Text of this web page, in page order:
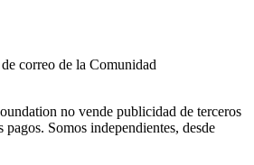
correo de la Comunidad
no vende publicidad de terceros
Somos independientes, desde